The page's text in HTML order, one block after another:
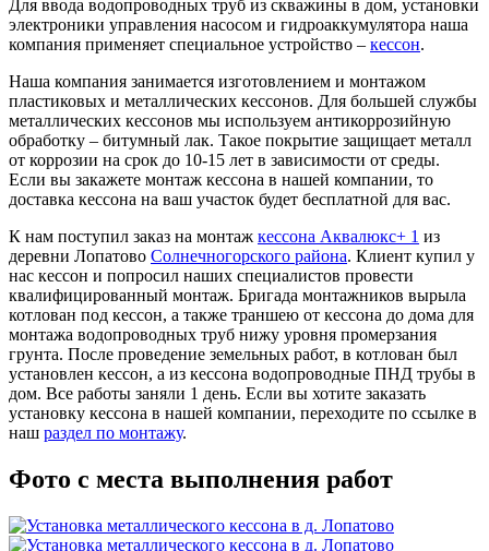
Для ввода водопроводных труб из скважины в дом, установки
электроники управления насосом и гидроаккумулятора наша
компания применяет специальное устройство – кессон.
Наша компания занимается изготовлением и монтажом
пластиковых и металлических кессонов. Для большей службы
металлических кессонов мы используем антикоррозийную
обработку – битумный лак. Такое покрытие защищает металл
от коррозии на срок до 10-15 лет в зависимости от среды.
Если вы закажете монтаж кессона в нашей компании, то
доставка кессона на ваш участок будет бесплатной для вас.
К нам поступил заказ на монтаж кессона Аквалюкс+ 1 из
деревни Лопатово Солнечногорского района. Клиент купил у
нас кессон и попросил наших специалистов провести
квалифицированный монтаж. Бригада монтажников вырыла
котлован под кессон, а также траншею от кессона до дома для
монтажа водопроводных труб нижу уровня промерзания
грунта. После проведение земельных работ, в котлован был
установлен кессон, а из кессона водопроводные ПНД трубы в
дом. Все работы заняли 1 день. Если вы хотите заказать
установку кессона в нашей компании, переходите по ссылке в
наш раздел по монтажу.
Фото с места выполнения работ